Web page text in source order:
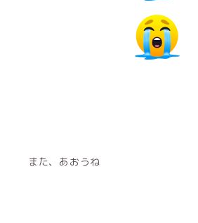
また、あおうね